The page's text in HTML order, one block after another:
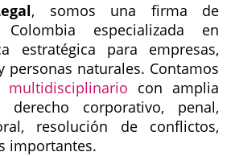
, somos una firma de
especializada en
estratégica para empresas,
personas naturales. Contamos
multidisciplinario con amplia
derecho corporativo, penal,
resolución de conflictos,
importantes.